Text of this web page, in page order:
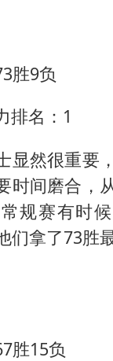
胜9负
排名：1
显然很重要
时间磨合，
规赛有时
们拿了73胜
胜15负